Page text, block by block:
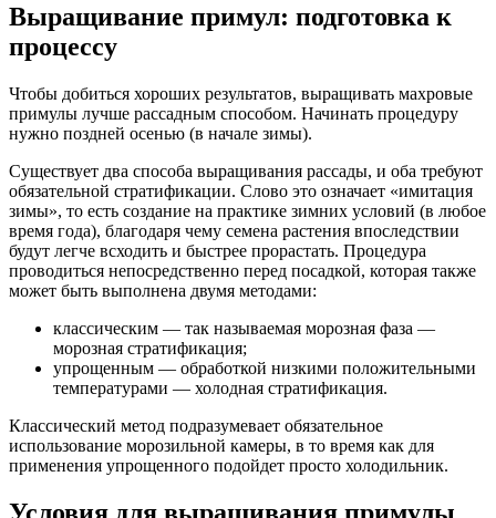
Выращивание примул: подготовка к
процессу
Чтобы добиться хороших результатов, выращивать махровые
примулы лучше рассадным способом. Начинать процедуру
нужно поздней осенью (в начале зимы).
Существует два способа выращивания рассады, и оба требуют
обязательной стратификации. Слово это означает «имитация
зимы», то есть создание на практике зимних условий (в любое
время года), благодаря чему семена растения впоследствии
будут легче всходить и быстрее прорастать. Процедура
проводиться непосредственно перед посадкой, которая также
может быть выполнена двумя методами:
классическим — так называемая морозная фаза —
морозная стратификация;
упрощенным — обработкой низкими положительными
температурами — холодная стратификация.
Классический метод подразумевает обязательное
использование морозильной камеры, в то время как для
применения упрощенного подойдет просто холодильник.
Условия для выращивания примулы